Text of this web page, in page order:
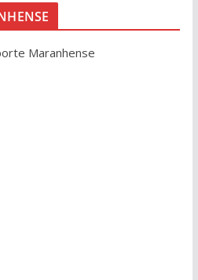
Maranhense